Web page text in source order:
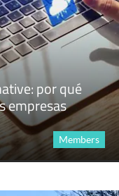
por qué
empresas
Members